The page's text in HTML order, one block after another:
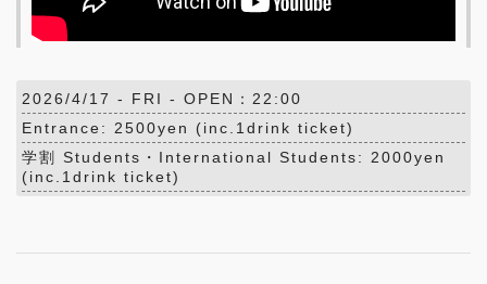
2026/4/17 - FRI - OPEN：22:00
Entrance: 2500yen (inc.1drink ticket)
学割 Students・International Students: 2000yen
(inc.1drink ticket)